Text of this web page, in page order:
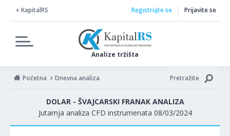
KapitalRS
Analize tržišta
Registrujte se Prijavite se
Početna Dnevna analiza Pretražite
DOLAR - ŠVAJCARSKI FRANAK ANALIZA
Jutarnja analiza CFD instrumenata 08/03/2024